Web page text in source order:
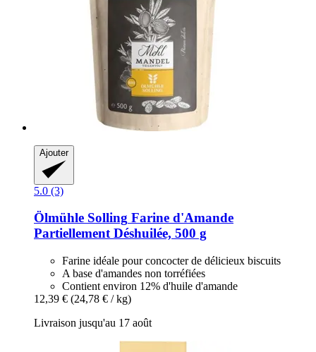
Ajouter
5.0 (3)
Ölmühle Solling Farine d'Amande
Partiellement Déshuilée, 500 g
Farine idéale pour concocter de délicieux biscuits
A base d'amandes non torréfiées
Contient environ 12% d'huile d'amande
12,39 € (24,78 € / kg)
Livraison jusqu'au 17 août